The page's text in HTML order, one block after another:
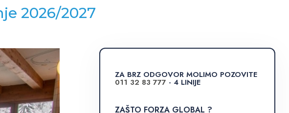
2026/2027
ZA BRZ ODGOVOR MOLIMO POZOVITE
011 32 83 777 - 4 LINIJE
ZAŠTO FORZA GLOBAL ?